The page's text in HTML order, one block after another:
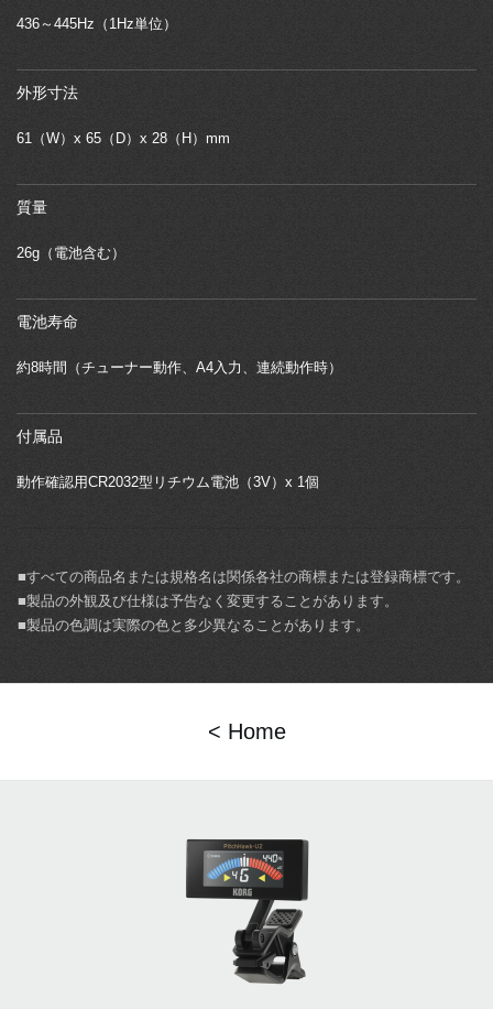
436～445Hz（1Hz単位）
外形寸法
61（W）x 65（D）x 28（H）mm
質量
26g（電池含む）
電池寿命
約8時間（チューナー動作、A4入力、連続動作時）
付属品
動作確認用CR2032型リチウム電池（3V）x 1個
■すべての商品名または規格名は関係各社の商標または登録商標です。
■製品の外観及び仕様は予告なく変更することがあります。
■製品の色調は実際の色と多少異なることがあります。
< Home